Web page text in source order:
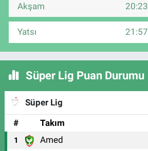
Akşam 20:23
Yatsı 21:57
Süper Lig Puan Durumu
Süper Lig
#
Takım
1 Amed